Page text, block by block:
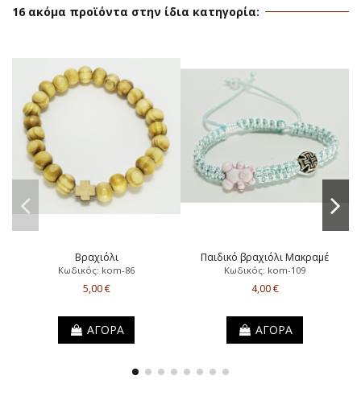
16 ακόμα προϊόντα στην ίδια κατηγορία:
Βραχιόλι
Κωδικός: kom-86
5,00 €
ΑΓΟΡΑ
Παιδικό βραχιόλι Μακραμέ
Κωδικός: kom-109
4,00 €
ΑΓΟΡΑ